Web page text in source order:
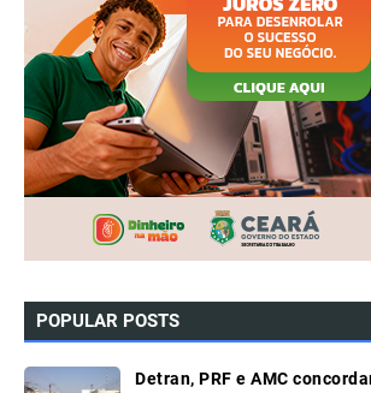
POPULAR POSTS
Detran, PRF e AMC